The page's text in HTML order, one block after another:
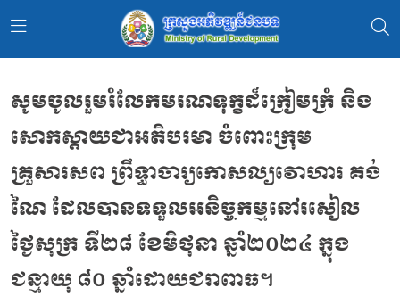
សូមចូលរួមរំលែកមរណទុក្ខដ៏ក្រៀមក្រំ និង
សោកស្ដាយជាអតិបរមា ចំពោះក្រុម
គ្រួសារសព ព្រឹទ្ធាចារ្យកោសល្យវោហារ គង់
ណៃ ដែលបានទទួលអនិច្ចកម្មនៅរសៀល
ថ្ងៃសុក្រ ទី២៨ ខែមិថុនា ឆ្នាំ២០២៤ ក្នុង
ជន្មាយុ ៨០ ឆ្នាំដោយជរាពាធ។